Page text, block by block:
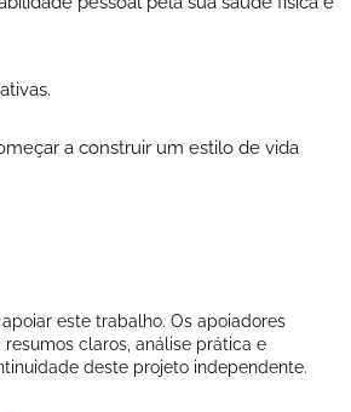
a construir um estilo de vida
este trabalho. Os apoiadores
claros, análise prática e
deste projeto independente.